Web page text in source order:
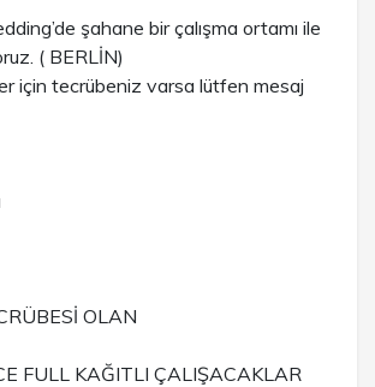
şahane bir çalışma ortamı ile
( BERLİN)
için tecrübeniz varsa lütfen mesaj
OLAN
FULL KAĞITLI ÇALIŞACAKLAR